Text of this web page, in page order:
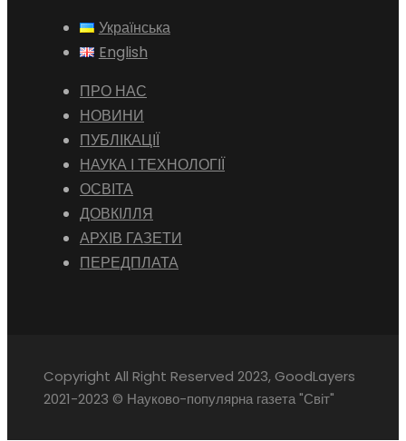
Українська
English
ПРО НАС
НОВИНИ
ПУБЛІКАЦІЇ
НАУКА І ТЕХНОЛОГІЇ
ОСВІТА
ДОВКІЛЛЯ
АРХІВ ГАЗЕТИ
ПЕРЕДПЛАТА
Copyright All Right Reserved 2023, GoodLayers
2021-2023 © Науково-популярна газета "Світ"